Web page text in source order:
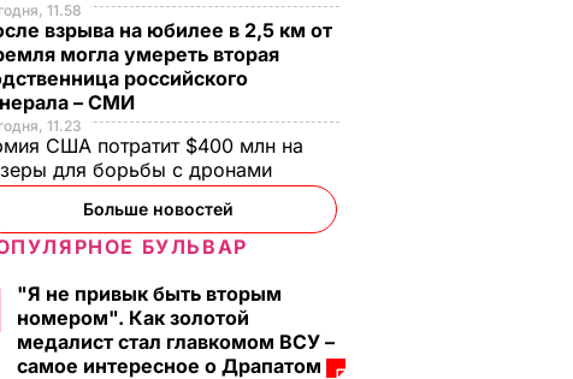
11.58
взрыва на юбилее в 2,5 км от
могла умереть вторая
российского
– СМИ
11.23
США потратит $400 млн на
для борьбы с дронами
Больше новостей
БУЛЬВАР
"Я не привык быть вторым
номером". Как золотой
медалист стал главкомом ВСУ –
самое интересное о Драпатом